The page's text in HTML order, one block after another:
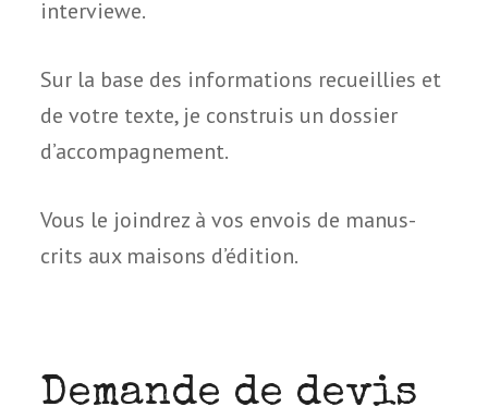
interviewe.
Sur la base des infor­ma­tions recueillies et
de votre texte, je construis un dos­sier
d’accompagnement.
Vous le join­drez à vos envois de manus­
crits aux mai­sons d’édition.
Demande de devis